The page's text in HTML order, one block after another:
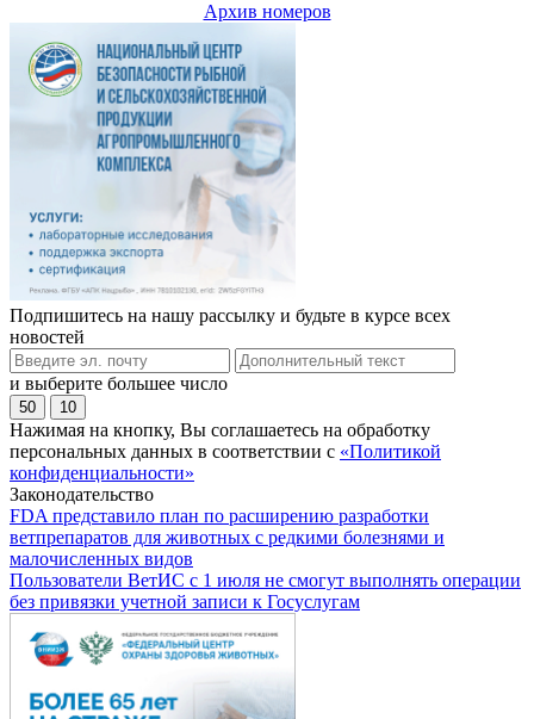
Архив номеров
Подпишитесь на нашу рассылку и будьте в курсе всех
новостей
и выберите большее число
50 10
Нажимая на кнопку, Вы соглашаетесь на обработку
персональных данных в соответствии с «Политикой
конфиденциальности»
Законодательство
FDA представило план по расширению разработки
ветпрепаратов для животных с редкими болезнями и
малочисленных видов
Пользователи ВетИС с 1 июля не смогут выполнять операции
без привязки учетной записи к Госуслугам